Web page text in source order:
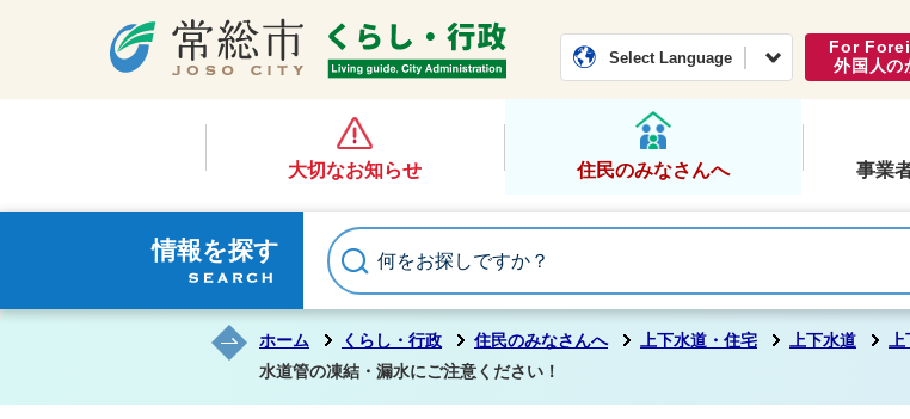
常総市公式ホームページ
くら
Select Language
For
外国人の
大切なお知らせ 住民のみなさんへ 事業
情報を探す
ホーム くらし・行政 住民のみなさんへ 上下水道・住宅 上下水道
水道管の凍結・漏水にご注意ください！